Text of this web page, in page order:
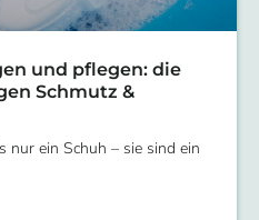
und pflegen: die
Schmutz &
nur ein Schuh – sie sind ein